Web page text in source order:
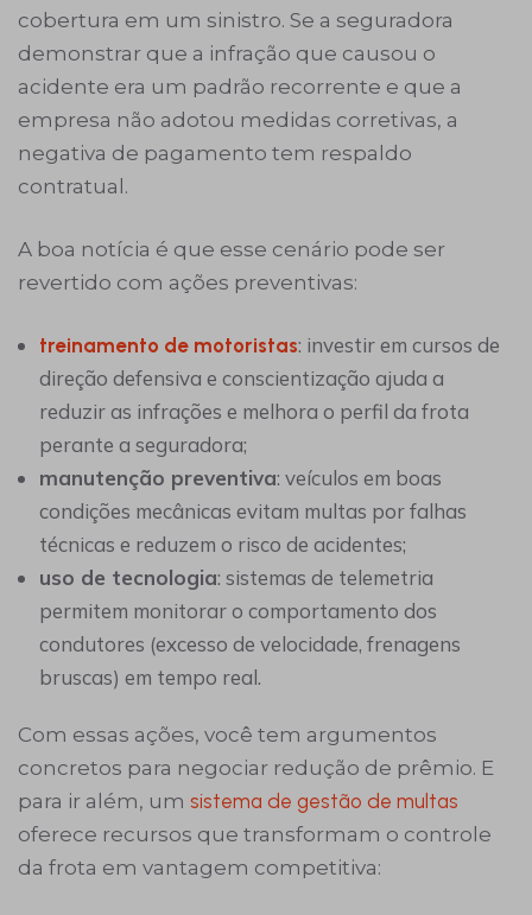
cobertura em um sinistro. Se a seguradora
demonstrar que a infração que causou o
acidente era um padrão recorrente e que a
empresa não adotou medidas corretivas, a
negativa de pagamento tem respaldo
contratual.
A boa notícia é que esse cenário pode ser
revertido com ações preventivas:
treinamento de motoristas: investir em cursos de
direção defensiva e conscientização ajuda a
reduzir as infrações e melhora o perfil da frota
perante a seguradora;
manutenção preventiva: veículos em boas
condições mecânicas evitam multas por falhas
técnicas e reduzem o risco de acidentes;
uso de tecnologia: sistemas de telemetria
permitem monitorar o comportamento dos
condutores (excesso de velocidade, frenagens
bruscas) em tempo real.
Com essas ações, você tem argumentos
concretos para negociar redução de prêmio. E
para ir além, um sistema de gestão de multas
oferece recursos que transformam o controle
da frota em vantagem competitiva: